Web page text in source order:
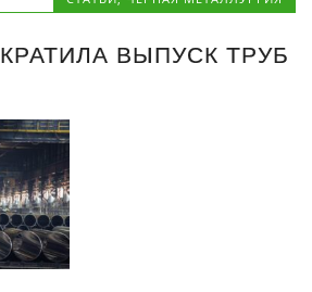
ВЫПУСК ТРУБ